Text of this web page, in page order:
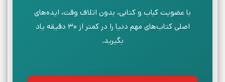
با عضویت کباب و کتابی، بدون اتلاف وقت، ایده‌های
اصلی کتاب‌های مهم دنیا را در کمتر از ۳۰ دقیقه یاد
بگیرید.